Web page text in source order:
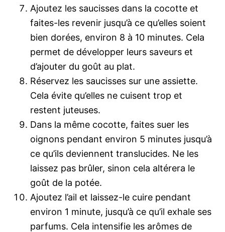
Ajoutez les saucisses dans la cocotte et
faites-les revenir jusqu’à ce qu’elles soient
bien dorées, environ 8 à 10 minutes. Cela
permet de développer leurs saveurs et
d’ajouter du goût au plat.
Réservez les saucisses sur une assiette.
Cela évite qu’elles ne cuisent trop et
restent juteuses.
Dans la même cocotte, faites suer les
oignons pendant environ 5 minutes jusqu’à
ce qu’ils deviennent translucides. Ne les
laissez pas brûler, sinon cela altérera le
goût de la potée.
Ajoutez l’ail et laissez-le cuire pendant
environ 1 minute, jusqu’à ce qu’il exhale ses
parfums. Cela intensifie les arômes de